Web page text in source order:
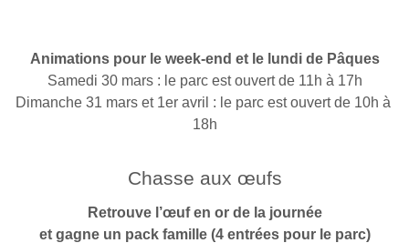
Animations pour le week-end et le lundi de Pâques
Samedi 30 mars : le parc est ouvert de 11h à 17h
Dimanche 31 mars et 1er avril : le parc est ouvert de 10h à
18h
Chasse aux œufs
Retrouve l’œuf en or de la journée
et gagne un pack famille (4 entrées pour le parc)